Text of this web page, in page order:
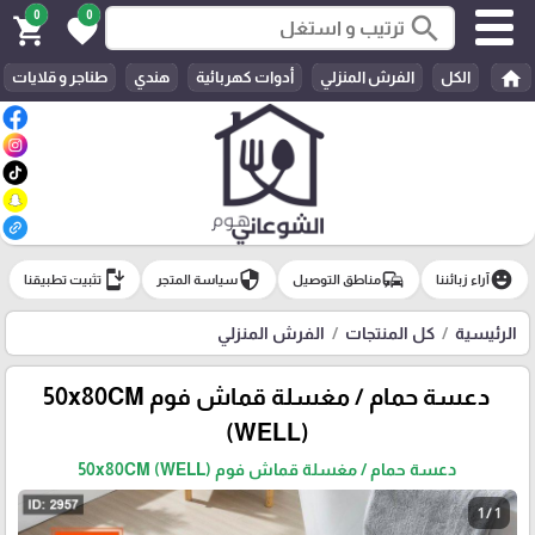
search
0
favorite
0
shopping_cart
home الكل الفرش المنزلي أدوات كهربائية هندي طناجر و قلايات
emoji_emotionsآراء زبائننا commuteمناطق التوصيل securityسياسة المتجر install_mobile تثبيت تطبيقنا
الرئيسية كل المنتجات الفرش المنزلي
دعسة حمام / مغسلة قماش فوم 50x80CM
(WELL)
دعسة حمام / مغسلة قماش فوم 50x80CM (WELL)
1 / 1